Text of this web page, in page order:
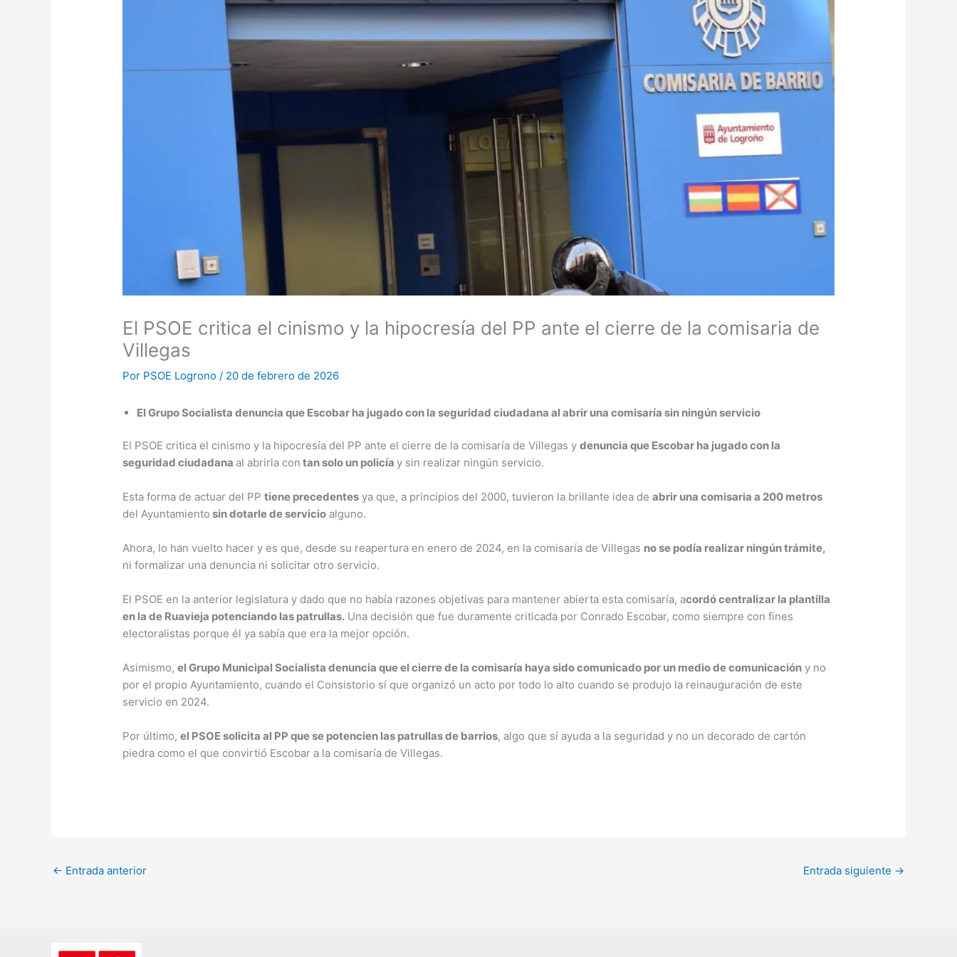
El PSOE critica el cinismo y la hipocresía del PP ante el cierre de la comisaria de
Villegas
Por PSOE Logrono/ 20 de febrero de 2026
El Grupo Socialista denuncia que Escobar ha jugado con la seguridad ciudadana al abrir una comisaría sin ningún servicio
El PSOE critica el cinismo y la hipocresía del PP ante el cierre de la comisaría de Villegas ydenuncia que Escobar ha jugado con la
seguridad ciudadana al abrirla con tan solo un policíay sin realizar ningún servicio.
Esta forma de actuar del PPtiene precedentes ya que, a principios del 2000, tuvieron la brillante idea deabrir una comisaria a 200 metros
del Ayuntamiento sin dotarle de servicio alguno.
Ahora, lo han vuelto hacer y es que, desde su reapertura en enero de 2024, en la comisaría de Villegas no se podía realizar ningún trámite,
ni formalizar una denuncia ni solicitar otro servicio.
El PSOE en la anterior legislatura y dado que no había razones objetivas para mantener abierta esta comisaría, acordó centralizar la plantilla
en la de Ruavieja potenciando las patrullas. Una decisión que fue duramente criticada por Conrado Escobar, como siempre con fines
electoralistas porque él ya sabía que era la mejor opción.
Asimismo,el Grupo Municipal Socialista denuncia que el cierre de la comisaría haya sido comunicado por un medio de comunicación y no
por el propio Ayuntamiento, cuando el Consistorio sí que organizó un acto por todo lo alto cuando se produjo la reinauguración de este
servicio en 2024.
Por último,el PSOE solicita al PP que se potencien las patrullas de barrios, algo que sí ayuda a la seguridad y no un decorado de cartón
piedra como el que convirtió Escobar a la comisaría de Villegas.
← Entrada anterior Entrada siguiente →